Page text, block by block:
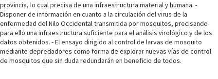
provincia, lo cual precisa de una infraestructura material y humana. -
Disponer de información en cuanto a la circulación del virus de la
enfermedad del Nilo Occidental transmitida por mosquitos, precisando
para ello una infraestructura suficiente para el análisis virológico y de los
datos obtenidos. - El ensayo dirigido al control de larvas de mosquito
mediante depredadores como forma de explorar nuevas vías de control
de mosquitos que sin duda redundarán en beneficio de todos.